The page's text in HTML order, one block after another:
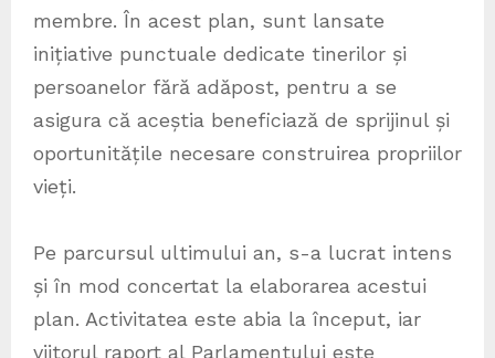
membre. În acest plan, sunt lansate
inițiative punctuale dedicate tinerilor și
persoanelor fără adăpost, pentru a se
asigura că aceștia beneficiază de sprijinul și
oportunitățile necesare construirea propriilor
vieți.
Pe parcursul ultimului an, s-a lucrat intens
și în mod concertat la elaborarea acestui
plan. Activitatea este abia la început, iar
viitorul raport al Parlamentului este